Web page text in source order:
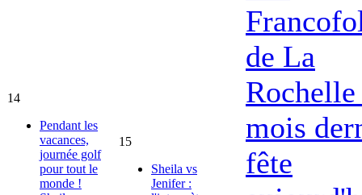
14
Pendant les
vacances,
journée golf
pour tout le
monde !
15
Sheila vs
Jenifer :
de La
mois
fête